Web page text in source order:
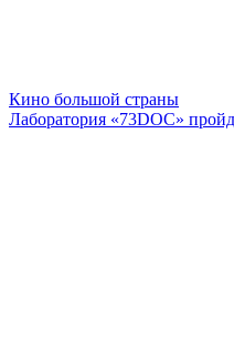
Кино большой страны
Лаборатория «73DOC»